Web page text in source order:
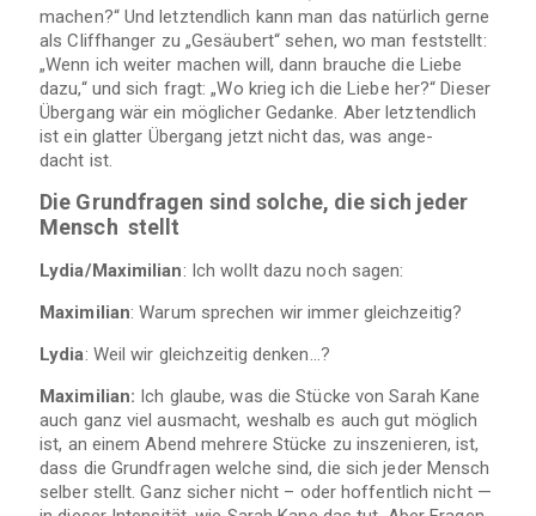
ma­chen?“ Und letzt­end­lich kann man das natür­lich gerne
als Cliff­han­ger zu „Gesäu­bert“ sehen, wo man fest­stellt:
„Wenn ich wei­ter machen will, dann brau­che die Liebe
dazu,“ und sich fragt: „Wo krieg ich die Liebe her?“ Die­ser
Über­gang wär ein mög­li­cher Gedanke. Aber letzt­end­lich
ist ein glat­ter Über­gang jetzt nicht das, was ange­
dacht ist.
Die Grund­fra­gen sind sol­che, die sich jeder
Mensch stellt
Lydia/Maximilian: Ich wollt dazu noch sagen:
Maxi­mi­lian: Warum spre­chen wir immer gleichzeitig?
Lydia: Weil wir gleich­zei­tig denken…?
Maxi­mi­lian: Ich glaube, was die Stü­cke von Sarah Kane
auch ganz viel aus­macht, wes­halb es auch gut mög­lich
ist, an einem Abend meh­rere Stü­cke zu insze­nie­ren, ist,
dass die Grund­fra­gen wel­che sind, die sich jeder Mensch
sel­ber stellt. Ganz sicher nicht – oder hof­fent­lich nicht —